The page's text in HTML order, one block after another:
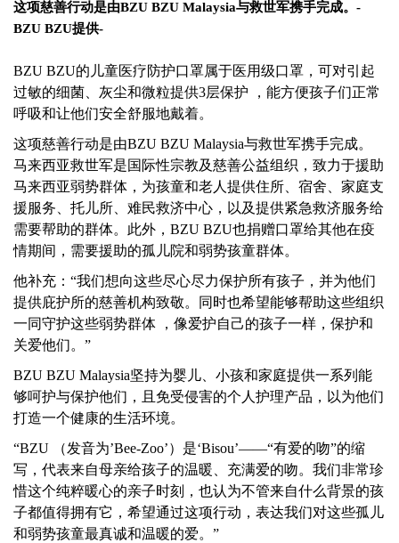
这项慈善行动是由BZU BZU Malaysia与救世军携手完成。-
BZU BZU提供-
BZU BZU的儿童医疗防护口罩属于医用级口罩，可对引起
过敏的细菌、灰尘和微粒提供3层保护 ，能方便孩子们正常
呼吸和让他们安全舒服地戴着。
这项慈善行动是由BZU BZU Malaysia与救世军携手完成。
马来西亚救世军是国际性宗教及慈善公益组织，致力于援助
马来西亚弱势群体，为孩童和老人提供住所、宿舍、家庭支
援服务、托儿所、难民救济中心，以及提供紧急救济服务给
需要帮助的群体。此外，BZU BZU也捐赠口罩给其他在疫
情期间，需要援助的孤儿院和弱势孩童群体。
他补充：“我们想向这些尽心尽力保护所有孩子，并为他们
提供庇护所的慈善机构致敬。同时也希望能够帮助这些组织
一同守护这些弱势群体 ，像爱护自己的孩子一样，保护和
关爱他们。”
BZU BZU Malaysia坚持为婴儿、小孩和家庭提供一系列能
够呵护与保护他们，且免受侵害的个人护理产品，以为他们
打造一个健康的生活环境。
“BZU （发音为’Bee-Zoo’）是‘Bisou’——“有爱的吻”的缩
写，代表来自母亲给孩子的温暖、充满爱的吻。我们非常珍
惜这个纯粹暖心的亲子时刻，也认为不管来自什么背景的孩
子都值得拥有它，希望通过这项行动，表达我们对这些孤儿
和弱势孩童最真诚和温暖的爱。”